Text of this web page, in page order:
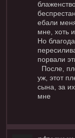
ебали
мне, хоть
Но
порвали
После,
уж, этот
сына, за
мне